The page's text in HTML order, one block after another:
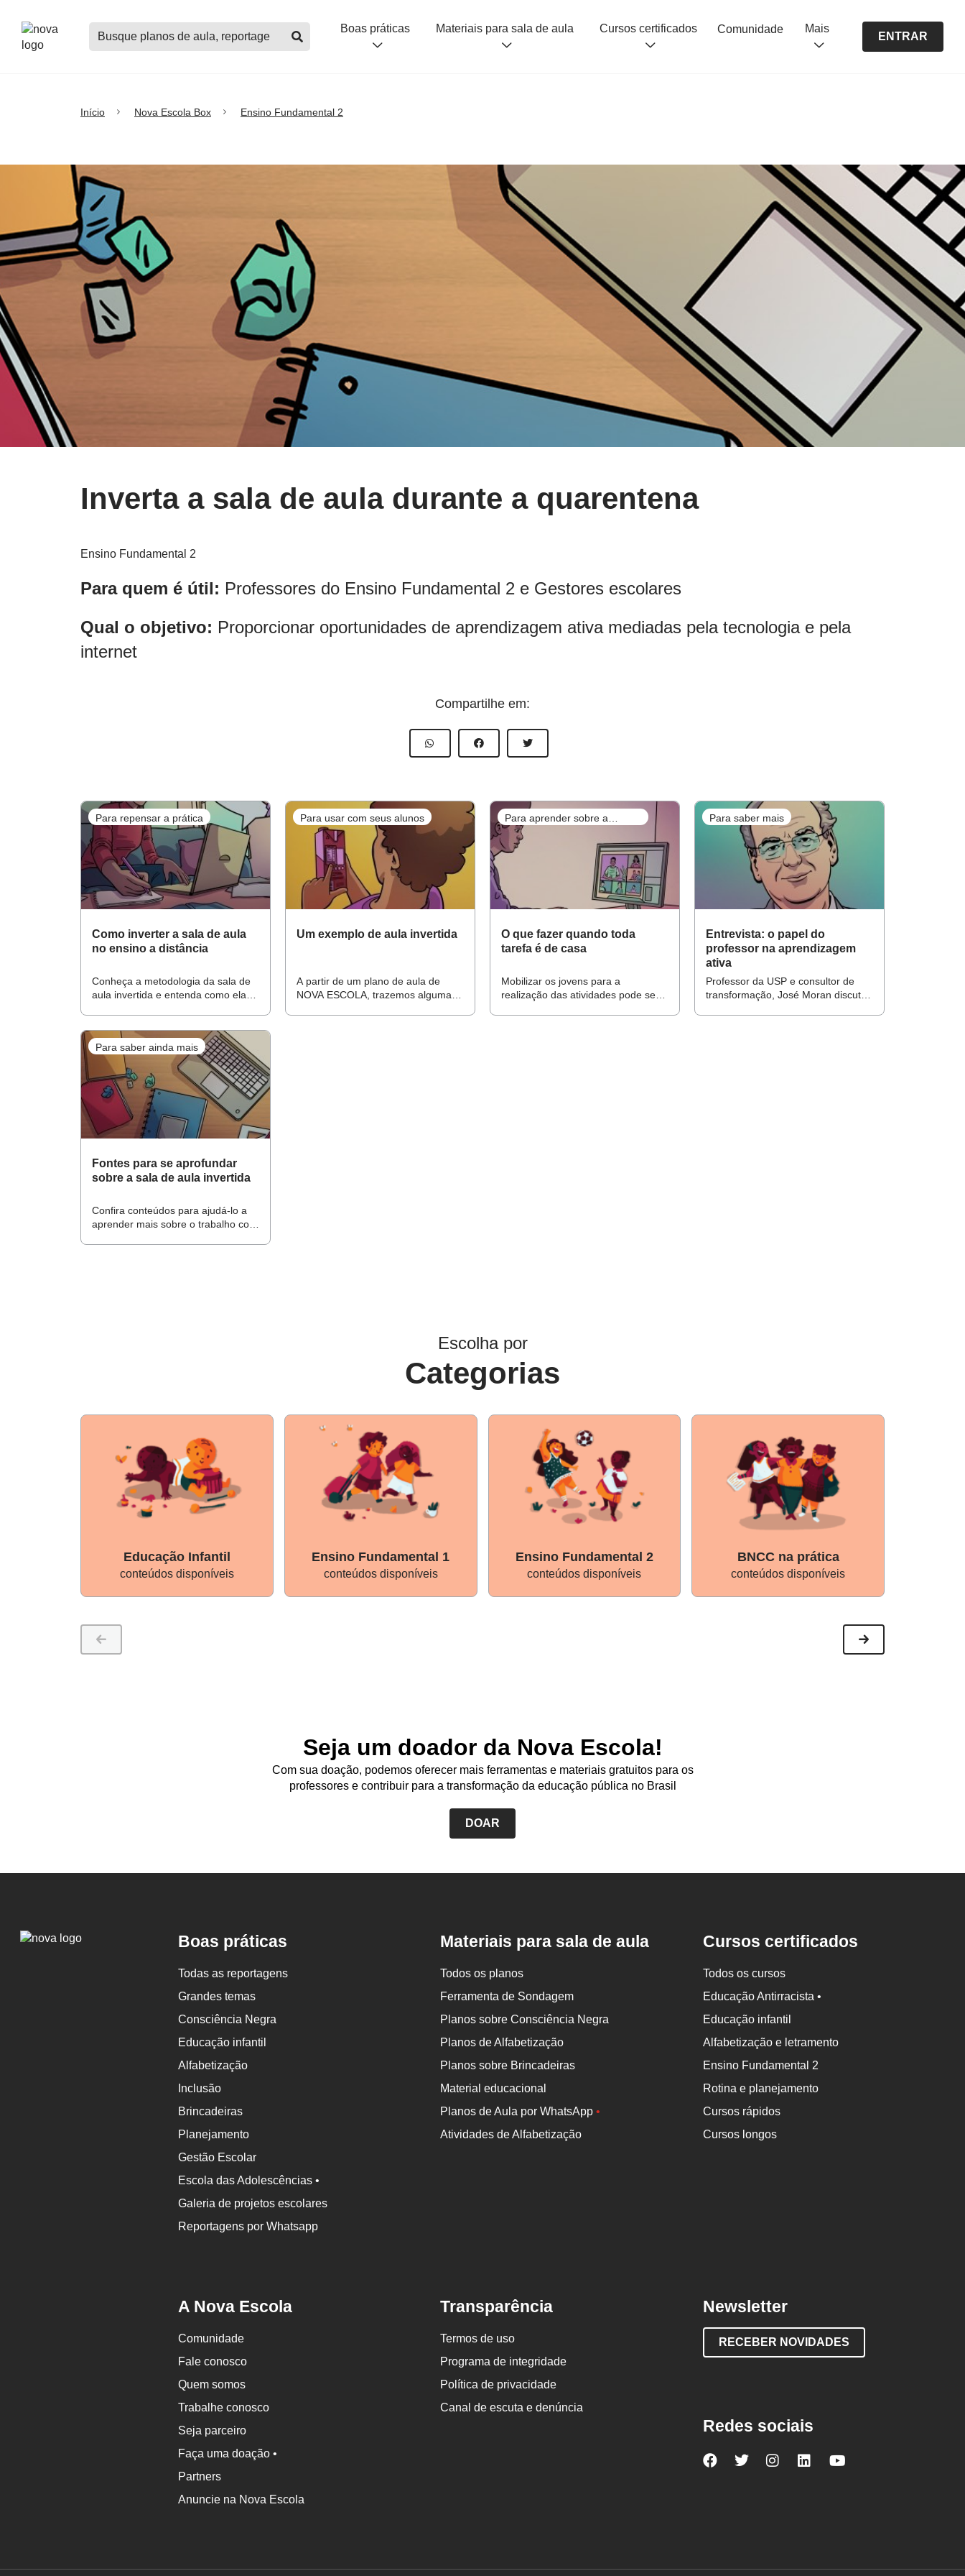
Buscar
planos
cursos
Boas práticas Materiais para sala de aula Cursos certificados Comunidade Mais
ENTRAR
Início Nova Escola Box Ensino Fundamental 2
Inverta a sala de aula durante a quarentena
Ensino Fundamental 2
Para quem é útil: Professores do Ensino Fundamental 2 e Gestores escolares
Qual o objetivo: Proporcionar oportunidades de aprendizagem ativa mediadas pela tecnologia e pela
internet
Compartilhe em:
Para repensar a prática
Como inverter a sala de aula
no ensino a distância
Conheça a metodologia da sala de
aula invertida e entenda como ela
Para usar com seus alunos
Um exemplo de aula invertida
A partir de um plano de aula de
NOVA ESCOLA, trazemos algumas
Para aprender sobre a
O que fazer quando toda
tarefa é de casa
Mobilizar os jovens para a
realização das atividades pode ser
Para saber mais
Entrevista: o papel do
professor na aprendizagem
ativa
Professor da USP e consultor de
transformação, José Moran discute
Para saber ainda mais
Fontes para se aprofundar
sobre a sala de aula invertida
Confira conteúdos para ajudá-lo a
aprender mais sobre o trabalho com
Escolha por
Categorias
Educação Infantil
conteúdos disponíveis
Ensino Fundamental 1
conteúdos disponíveis
Ensino Fundamental 2
conteúdos disponíveis
BNCC na prática
conteúdos disponíveis
Seja um doador da Nova Escola!
Com sua doação, podemos oferecer mais ferramentas e materiais gratuitos para os
professores e contribuir para a transformação da educação pública no Brasil
DOAR
Logo
Boas práticas
Todas as reportagens
Grandes temas
Consciência Negra
Educação infantil
Alfabetização
Inclusão
Brincadeiras
Planejamento
Gestão Escolar
Escola das Adolescências •
Galeria de projetos escolares
Reportagens por Whatsapp
Materiais para sala de aula
Todos os planos
Ferramenta de Sondagem
Planos sobre Consciência Negra
Planos de Alfabetização
Planos sobre Brincadeiras
Material educacional
Planos de Aula por WhatsApp•
Atividades de Alfabetização
Cursos certificados
Todos os cursos
Educação Antirracista •
Educação infantil
Alfabetização e letramento
Ensino Fundamental 2
Rotina e planejamento
Cursos rápidos
Cursos longos
A Nova Escola
Comunidade
Fale conosco
Quem somos
Trabalhe conosco
Seja parceiro
Faça uma doação •
Partners
Anuncie na Nova Escola
Transparência
Termos de uso
Programa de integridade
Política de privacidade
Canal de escuta e denúncia
Newsletter
RECEBER NOVIDADES
Redes sociais
NovaNova Nova NovaNova